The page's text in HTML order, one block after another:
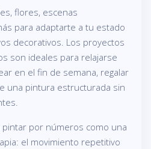
flores, escenas
para adaptarte a tu estado
decorativos. Los proyectos
son ideales para relajarse
en el fin de semana, regalar
una pintura estructurada sin
por números como una
el movimiento repetitivo